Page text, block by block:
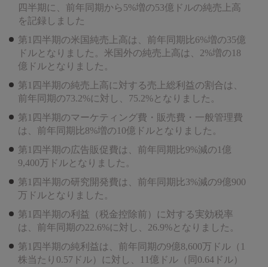
四半期に、前年同期から5%増の53億ドルの純売上高
を記録しました
第1四半期の米国純売上高は、前年同期比6%増の35億
ドルとなりました。米国外の純売上高は、2%増の18
億ドルとなりました。
第1四半期の純売上高に対する売上総利益の割合は、
前年同期の73.2%に対し、75.2%となりました。
第1四半期のマーケティング費・販売費・一般管理費
は、前年同期比8%増の10億ドルとなりました。
第1四半期の広告販促費は、前年同期比9%減の1億
9,400万ドルとなりました。
第1四半期の研究開発費は、前年同期比3%減の9億900
万ドルとなりました。
第1四半期の利益（税金控除前）に対する実効税率
は、前年同期の22.6%に対し、26.9%となりました。
第1四半期の純利益は、前年同期の9億8,600万ドル（1
株当たり0.57ドル）に対し、11億ドル（同0.64ドル）